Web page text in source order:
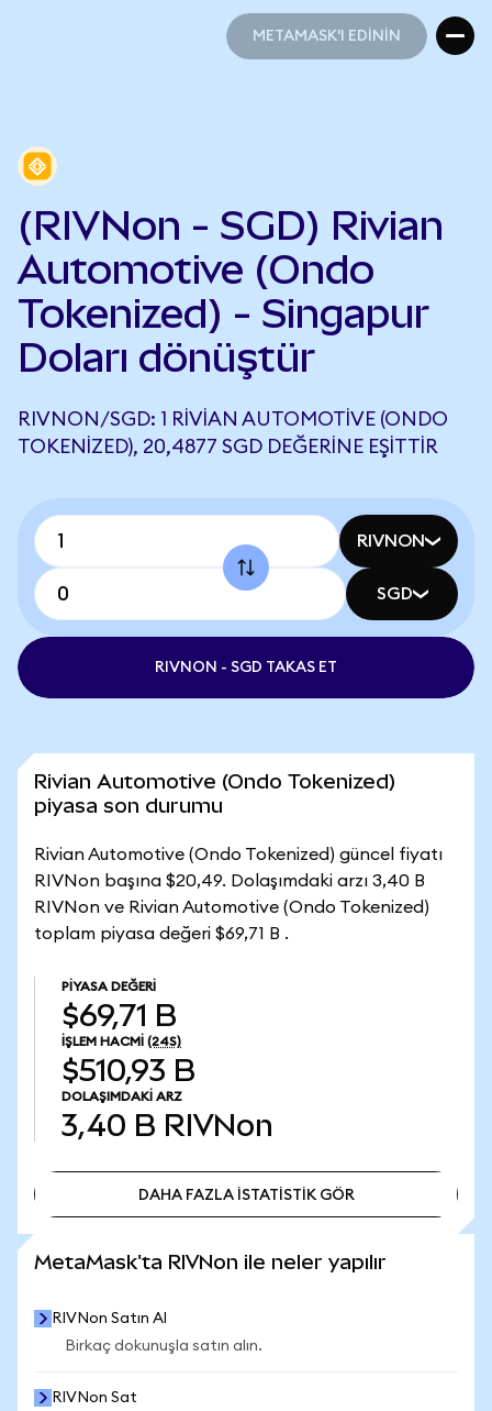
METAMASK'I EDİNİN
(RIVNon - SGD) Rivian
Automotive (Ondo
Tokenized) - Singapur
Doları dönüştür
RIVNON/SGD: 1 RIVIAN AUTOMOTIVE (ONDO
TOKENIZED), 20,4877 SGD DEĞERINE EŞITTIR
RIVNON
SGD
RIVNON - SGD TAKAS ET
Rivian Automotive (Ondo Tokenized)
piyasa son durumu
Rivian Automotive (Ondo Tokenized) güncel fiyatı
RIVNon başına $20,49. Dolaşımdaki arzı 3,40 B
RIVNon ve Rivian Automotive (Ondo Tokenized)
toplam piyasa değeri $69,71 B .
PIYASA DEĞERI
$69,71 B
İŞLEM HACMI (24S)
$510,93 B
DOLAŞIMDAKI ARZ
3,40 B RIVNon
DAHA FAZLA İSTATİSTİK GÖR
MetaMask'ta RIVNon ile neler yapılır
RIVNon Satın Al
Birkaç dokunuşla satın alın.
RIVNon Sat